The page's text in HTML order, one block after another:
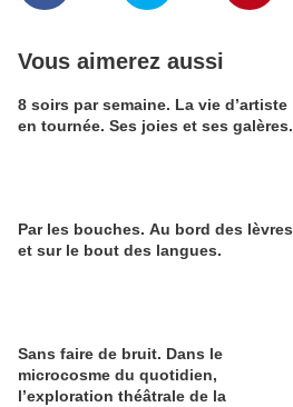
Vous aimerez aussi
8 soirs par semaine. La vie d’artiste
en tournée. Ses joies et ses galères.
Par les bouches. Au bord des lèvres
et sur le bout des langues.
Sans faire de bruit. Dans le
microcosme du quotidien,
l’exploration théâtrale de la